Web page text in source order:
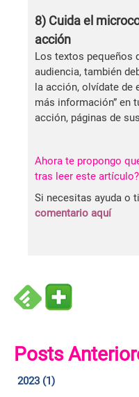
8) Cuida el
acción
Los textos pequeños
audiencia, también
la acción, olvídate de
más información” en
acción, páginas de
Ahora te propongo
tras leer este artículo?
Si necesitas ayuda o
comentario aquí
Posts
2023 (1)